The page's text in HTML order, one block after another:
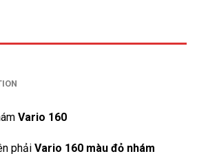
Vario 160
phải Vario 160 màu đỏ nhám